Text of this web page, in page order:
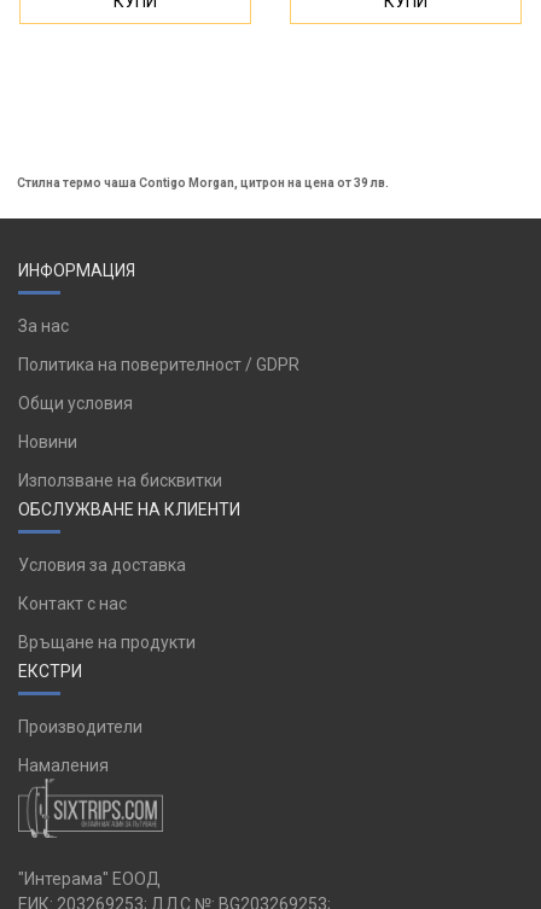
Стилна термо чаша Contigo Morgan, цитрон на цена от 39 лв.
ИНФОРМАЦИЯ
За нас
Политика на поверителност / GDPR
Общи условия
Новини
Използване на бисквитки
ОБСЛУЖВАНЕ НА КЛИЕНТИ
Условия за доставка
Контакт с нас
Връщане на продукти
ЕКСТРИ
Производители
Намаления
"Интерама" ЕООД
ЕИК: 203269253; ДДС №: BG203269253;